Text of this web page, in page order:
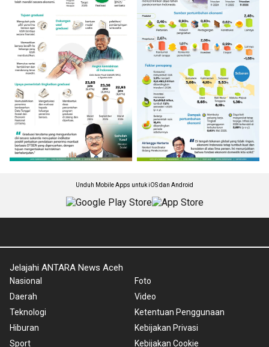
Unduh Mobile Apps untuk iOS dan Android
Jelajahi ANTARA News Aceh
Nasional
Daerah
Teknologi
Hiburan
Sport
Foto
Video
Ketentuan Penggunaan
Kebijakan Privasi
Kebijakan Cookie